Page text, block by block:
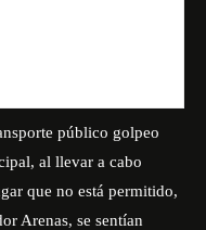
público golpeo
al llevar a cabo
que no está permitido,
Arenas, se sentían